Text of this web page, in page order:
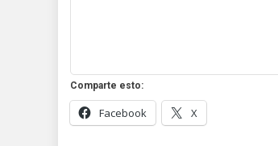
Comparte esto:
Facebook X